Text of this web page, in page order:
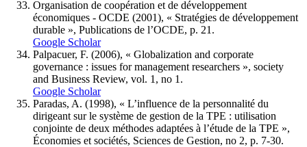
Organisation de coopération et de développement
économiques - OCDE (2001), « Stratégies de développement
durable », Publications de l’OCDE, p. 21.
Google Scholar
Palpacuer, F. (2006), « Globalization and corporate
governance : issues for management researchers », society
and Business Review, vol. 1, no 1.
Google Scholar
Paradas, A. (1998), « L’influence de la personnalité du
dirigeant sur le système de gestion de la TPE : utilisation
conjointe de deux méthodes adaptées à l’étude de la TPE »,
Économies et sociétés, Sciences de Gestion, no 2, p. 7-30.